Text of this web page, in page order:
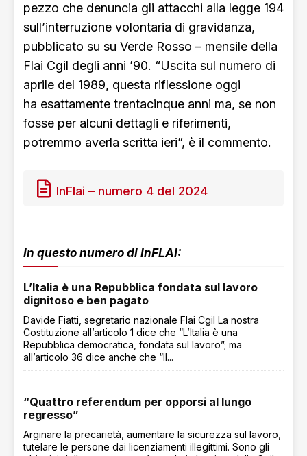
pezzo che denuncia gli attacchi alla legge 194
sull’interruzione volontaria di gravidanza,
pubblicato su su Verde Rosso – mensile della
Flai Cgil degli anni ’90. “Uscita sul numero di
aprile del 1989, questa riflessione oggi
ha esattamente trentacinque anni ma, se non
fosse per alcuni dettagli e riferimenti,
potremmo averla scritta ieri”, è il commento.
InFlai – numero 4 del 2024
In questo numero di InFLAI:
L’Italia è una Repubblica fondata sul lavoro
dignitoso e ben pagato
Davide Fiatti, segretario nazionale Flai Cgil La nostra
Costituzione all’articolo 1 dice che “L’Italia è una
Repubblica democratica, fondata sul lavoro”; ma
all’articolo 36 dice anche che “Il...
“Quattro referendum per opporsi al lungo
regresso”
Arginare la precarietà, aumentare la sicurezza sul lavoro,
tutelare le persone dai licenziamenti illegittimi. Sono gli